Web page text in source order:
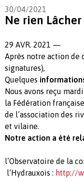
30/04/2021
Ne rien Lâcher
29 AVR. 2021 —
Après notre action de
signatures),
Quelques
Nous avons reçu
la Fédération
de l’association des
et vilaine.
Notre action a été
l’Observatoire de la
l’Hydrauxois : http://